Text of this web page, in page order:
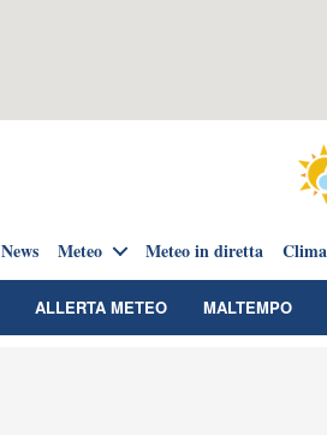
News Meteo Meteo in diretta Clima
ALLERTA METEO MALTEMPO